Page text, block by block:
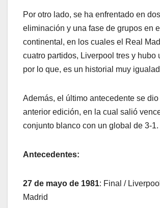
Por otro lado, se ha enfrentado en
eliminación y una fase de grupos en
continental, en los cuales el Real
cuatro partidos, Liverpool tres y hubo
por lo que, es un historial muy
Además, el último antecedente se dio
anterior edición, en la cual salió
conjunto blanco con un global de 3-1.
Antecedentes:
27 de mayo de 1981: Final /
Madrid